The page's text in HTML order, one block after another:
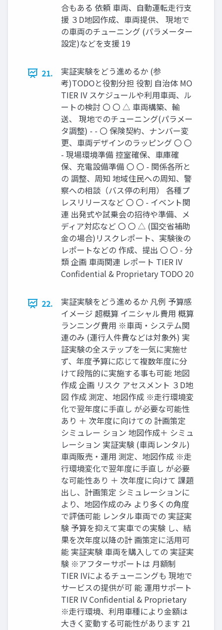
合もある 依頼 車両、自動運転走行支
援 ３D地図作成、車両提供、 現地で
の車両のチューニング (パラメーター
設定)などを支援 19
21.
実証実験をどう進めるか (参
考)TODOと役割分担 役割 自治体 MO
TIER IV スケジュールや利用車両、ル
ートの検討 〇 〇 △ 車両構築、輸
送、 現地でのチューニング(パラメー
タ調整) - - 〇 保険契約、ナンバー変
更、車両デザインのラッピング 〇 〇
- 現場環境準備 控室確保、車庫確
保、充電設備準備 〇 〇 - 関係各所と
の 調整、周知 地域住民への周知、警
察への相談（バス停の利用） 各種プ
レスリリースなど 〇 〇 - イベント関
連 出発式や試乗会の招待や準備、メ
ディア対応など 〇 〇 △ (国交省補助
金の場合)リスクレポート、実験後の
レポートなどの 作成、提出 〇 〇 - 分
類 企画 車両関連 レポート TIER IV
Confidential & Proprietary TODO 20
22.
実証実験をどう進めるか 凡例 予算感
イメージ 超概算 イニシャル費用 概算
ランニング費用 ※車両・システム関
連のみ (運行人件費などは対象外) 実
証実験の全ステップを一気に実施せ
ず、年度予算に応じて複数年度に分
けて段階的に実施する事も可能 地図
作成 企画 リスク アセスメント ３D地
図 作成 測定、地図作成 ※走行環境変
化で翌年度に手直し が必要な可能性
あり ＋ 次年度に向けての 計画策定
シミュレー ション 地図作成＋ シミュ
レーション 実証実験 (車両レンタル)
車両販売・運用 測定、地図作成 ※走
行環境変化で翌年度に手直し が必要
な可能性あり ＋ 次年度に向けて 課題
出し、計画策定 シミュレーションに
より、地図作成のみ より多くの角度
で評価可能 レンタル車両での 実証実
験 予算を抑えて実車での実験 し、結
果を次年度以降の計 画策定に活用可
能 実証実験 車両を購入しての 実証実
験 ※アフターサポートは 月額制
TIER IVによるチューニングも 現地で
サービスの提供が可 能 運用サポート
TIER IV Confidential & Proprietary
※走行環境、利用車種により金額は
大きく変動する可能性があります 21